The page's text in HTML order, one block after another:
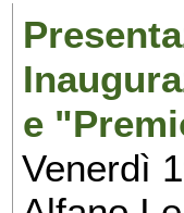
e
Venerdì